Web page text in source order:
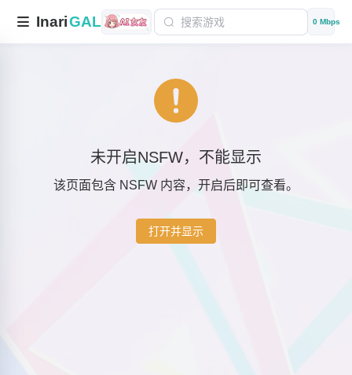
InariGAL 0 Mbps
未开启NSFW，不能显示
该页面包含 NSFW 内容，开启后即可查看。
打开并显示